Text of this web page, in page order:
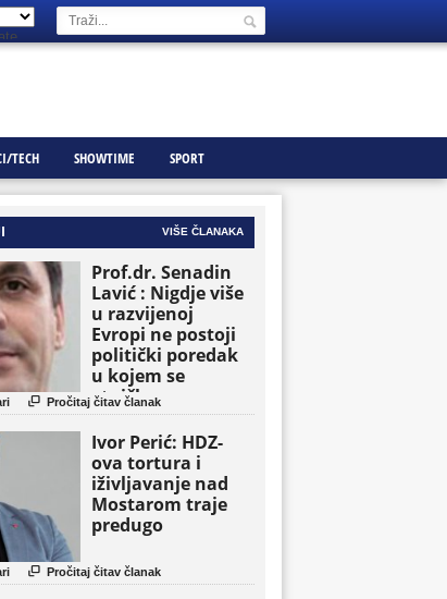
TECH SHOWTIME SPORT
VIŠE ČLANAKA
Prof.dr. Senadin
Lavić : Nigdje više
u razvijenoj
Evropi ne postoji
politički poredak
u kojem se
etničke grupe
pojavljuju kao
osnovne političke
jedinice
 Pročitaj čitav članak
Ivor Perić: HDZ-
ova tortura i
iživljavanje nad
Mostarom traje
predugo
 Pročitaj čitav članak